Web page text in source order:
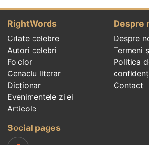
RightWords
Citate celebre
Autori celebri
Folclor
Cenaclu literar
Dicționar
Evenimentele zilei
Articole
Despre
Despre
Termeni
Politica
Contact
Social pages